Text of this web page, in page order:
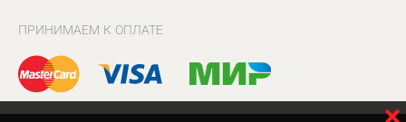
ПРИНИМАЕМ К ОПЛАТЕ